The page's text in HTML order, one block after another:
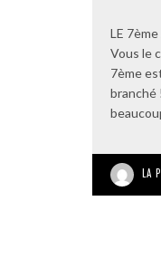
LE
Vous le
7ème
branché
LA